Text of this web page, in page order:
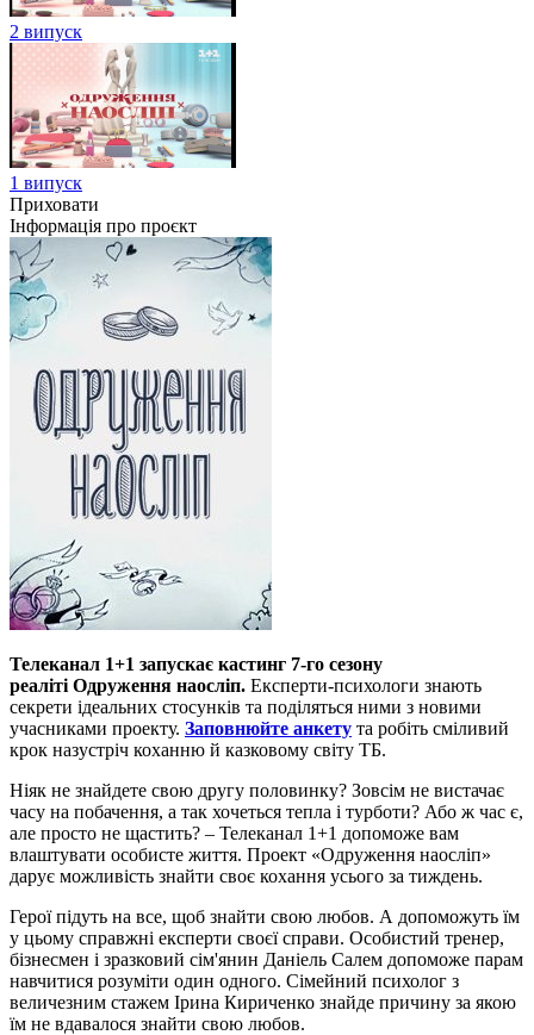
2 випуск
1 випуск
Приховати
Інформація про проєкт
Телеканал 1+1 запускає кастинг 7-го сезону
реаліті Одруження наосліп. Експерти-психологи знають
секрети ідеальних стосунків та поділяться ними з новими
учасниками проекту. Заповнюйте анкету та робіть сміливий
крок назустріч коханню й казковому світу ТБ.
Ніяк не знайдете свою другу половинку? Зовсім не вистачає
часу на побачення, а так хочеться тепла і турботи? Або ж час є,
але просто не щастить? – Телеканал 1+1 допоможе вам
влаштувати особисте життя. Проект «Одруження наосліп»
дарує можливість знайти своє кохання усього за тиждень.
Герої підуть на все, щоб знайти свою любов. А допоможуть їм
у цьому справжні експерти своєї справи. Особистий тренер,
бізнесмен і зразковий сім'янин Даніель Салем допоможе парам
навчитися розуміти один одного. Сімейний психолог з
величезним стажем Ірина Кириченко знайде причину за якою
їм не вдавалося знайти свою любов.